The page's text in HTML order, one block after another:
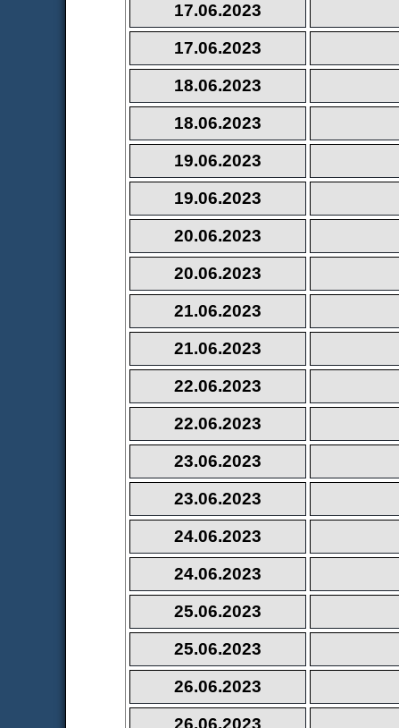
17.06.2023
17.06.2023
18.06.2023
18.06.2023
19.06.2023
19.06.2023
20.06.2023
20.06.2023
21.06.2023
21.06.2023
22.06.2023
22.06.2023
23.06.2023
23.06.2023
24.06.2023
24.06.2023
25.06.2023
25.06.2023
26.06.2023
26.06.2023